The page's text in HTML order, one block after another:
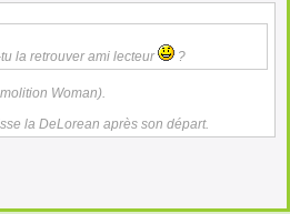
la retrouver ami lecteur
?
Woman).
la DeLorean après son départ.